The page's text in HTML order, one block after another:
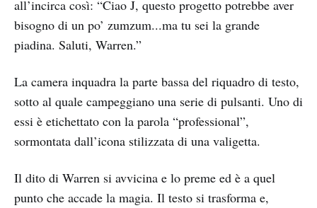
all’incirca così: “Ciao J, questo progetto potrebbe aver
bisogno di un po’ zumzum...ma tu sei la grande
piadina. Saluti, Warren.”
La camera inquadra la parte bassa del riquadro di testo,
sotto al quale campeggiano una serie di pulsanti. Uno di
essi è etichettato con la parola “professional”,
sormontata dall’icona stilizzata di una valigetta.
Il dito di Warren si avvicina e lo preme ed è a quel
punto che accade la magia. Il testo si trasforma e,